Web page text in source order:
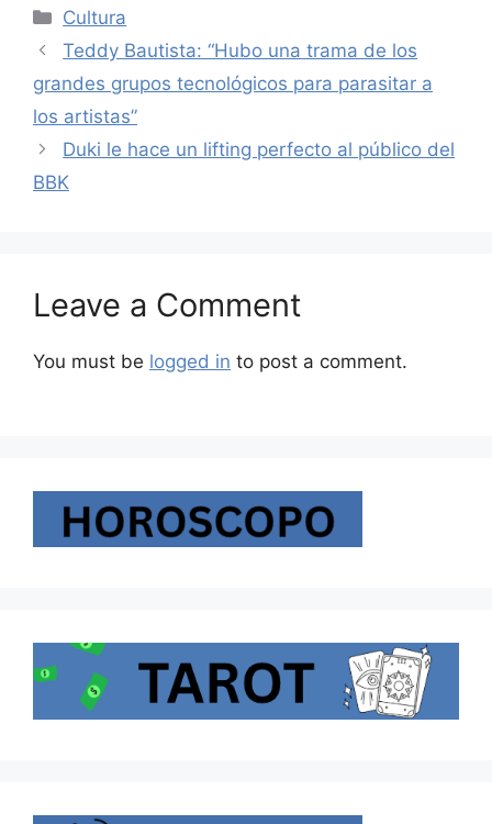
Categories
Cultura
Teddy Bautista: “Hubo una trama de los
grandes grupos tecnológicos para parasitar a
los artistas”
Duki le hace un lifting perfecto al público del
BBK
Leave a Comment
You must be logged in to post a comment.